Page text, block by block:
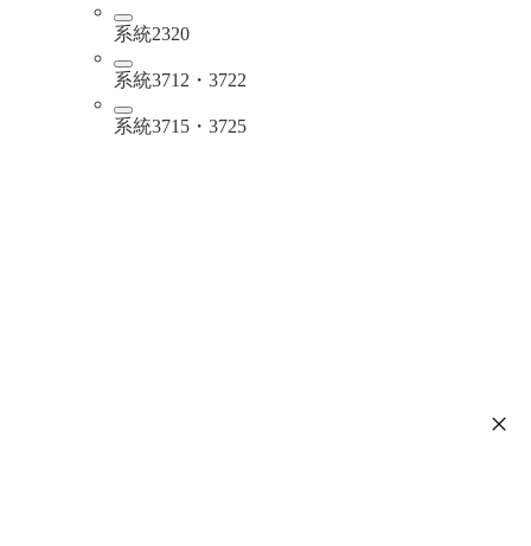
系統2320
系統3712・3722
系統3715・3725